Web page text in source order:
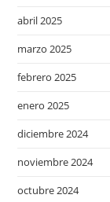
abril 2025
marzo 2025
febrero 2025
enero 2025
diciembre 2024
noviembre 2024
octubre 2024